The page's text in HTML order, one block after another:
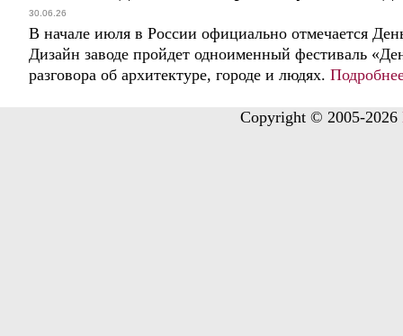
30.06.26
В начале июля в России официально отмечается
Дизайн заводе пройдет одноименный фестиваль
разговора об архитектуре, городе и людях.
Copyright © 2005-2026